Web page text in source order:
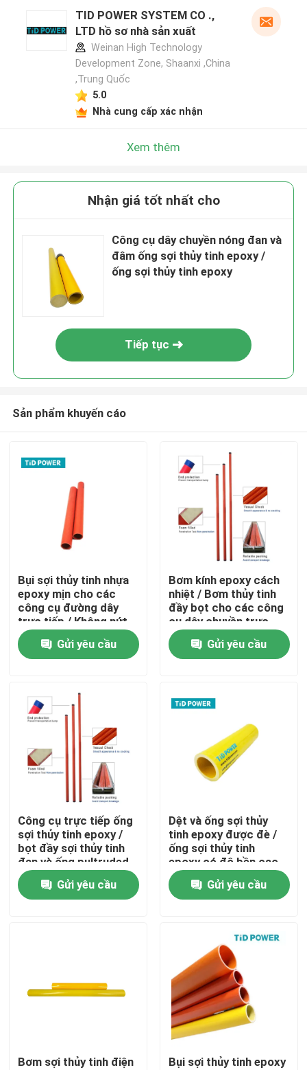
Sản phẩm
Video
Về chúng tôi
Tham quan nhà máy
Kiểm soát chất lượng
Cách điện đường sắt
TID POWER SYSTEM CO .,
LTD hồ sơ nhà sản xuất
Weinan High Technology
Development Zone, Shaanxi ,China
,Trung Quốc
5.0
Nhà cung cấp xác nhận
Xem thêm
Nhận giá tốt nhất cho
Công cụ dây chuyền nóng đan và
đâm ống sợi thủy tinh epoxy /
ống sợi thủy tinh epoxy
Tiếp tục
Sản phẩm khuyến cáo
Bụi sợi thủy tinh nhựa
epoxy mịn cho các
công cụ đường dây
trực tiếp / Không nứt
ống sợi thủy tinh
pultrudedGửi yêu cầu
Bơm kính epoxy cách
nhiệt / Bơm thủy tinh
đầy bọt cho các công
cụ dây chuyền trực
tiếp
Gửi yêu cầu
Công cụ trực tiếp ống
sợi thủy tinh epoxy /
bọt đầy sợi thủy tinh
đan và ống pultruded
Gửi yêu cầu
Dệt và ống sợi thủy
tinh epoxy được đè /
ống sợi thủy tinh
epoxy có độ bền cao
Gửi yêu cầu
Bơm sợi thủy tinh điện
Bụi sợi thủy tinh epoxy